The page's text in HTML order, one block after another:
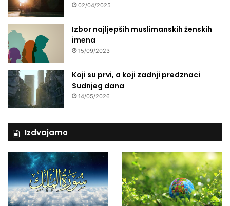
02/04/2025
Izbor najljepših muslimanskih ženskih
imena
15/09/2023
Koji su prvi, a koji zadnji predznaci
Sudnjeg dana
14/05/2026
Izdvajamo